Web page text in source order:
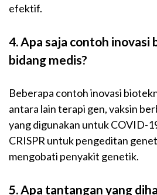
efektif.
4. Apa saja contoh inovasi
bidang medis?
Beberapa contoh inovasi
antara lain terapi gen, vaksin
yang digunakan untuk COVID-
CRISPR untuk pengeditan
mengobati penyakit genetik.
5. Apa tantangan yang